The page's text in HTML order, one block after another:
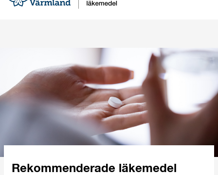
Rekommenderade läkemedel